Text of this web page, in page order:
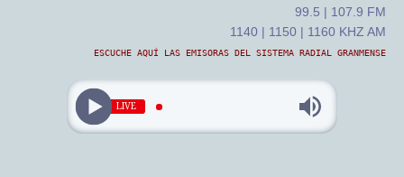
99.5 | 107.9 FM
1140 | 1150 | 1160 KHZ AM
ESCUCHE AQUÍ LAS EMISORAS DEL SISTEMA RADIAL GRANMENSE
LIVE